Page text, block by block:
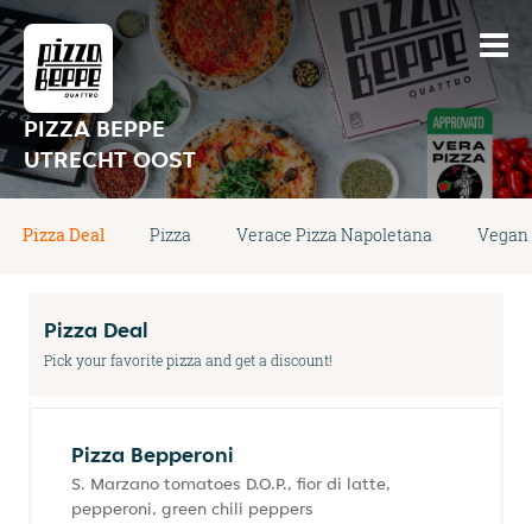
PIZZA BEPPE
UTRECHT OOST
Pizza Deal Pizza Verace Pizza Napoletana Vegan
Pizza Deal
Pick your favorite pizza and get a discount!
Pizza Bepperoni
S. Marzano tomatoes D.O.P., fior di latte,
pepperoni, green chili peppers